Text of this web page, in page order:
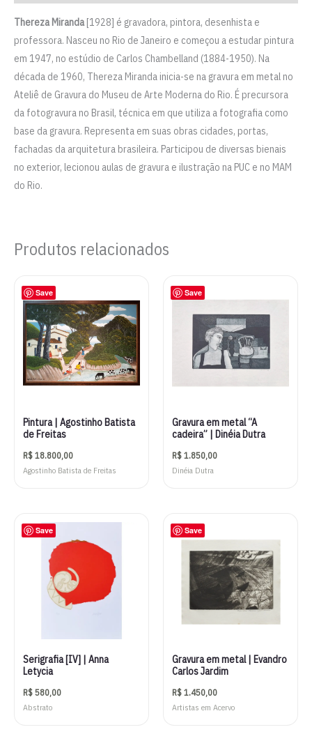
quantidade
Thereza Miranda [1928] é gravadora, pintora, desenhista e
professora. Nasceu no Rio de Janeiro e começou a estudar pintura
em 1947, no estúdio de Carlos Chambelland (1884-1950). Na
década de 1960, Thereza Miranda inicia-se na gravura em metal no
Ateliê de Gravura do Museu de Arte Moderna do Rio. É precursora
da fotogravura no Brasil, técnica em que utiliza a fotografia como
base da gravura. Representa em suas obras cidades, portas,
fachadas da arquitetura brasileira. Participou de diversas bienais
no exterior, lecionou aulas de gravura e ilustração na PUC e no MAM
do Rio.
Produtos relacionados
Save
Pintura | Agostinho Batista
de Freitas
R$18.800,00
Agostinho Batista de Freitas
Save
Gravura em metal “A
cadeira” | Dinéia Dutra
R$1.850,00
Dinéia Dutra
Save
Serigrafia [IV] | Anna
Letycia
R$580,00
Abstrato
Save
Gravura em metal | Evandro
Carlos Jardim
R$1.450,00
Artistas em Acervo